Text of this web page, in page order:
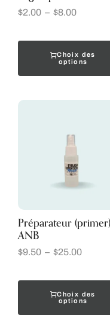
$2.00 – $8.00
Choix des
options
Préparateur
ANB
$9.50 – $25.00
Choix des
options